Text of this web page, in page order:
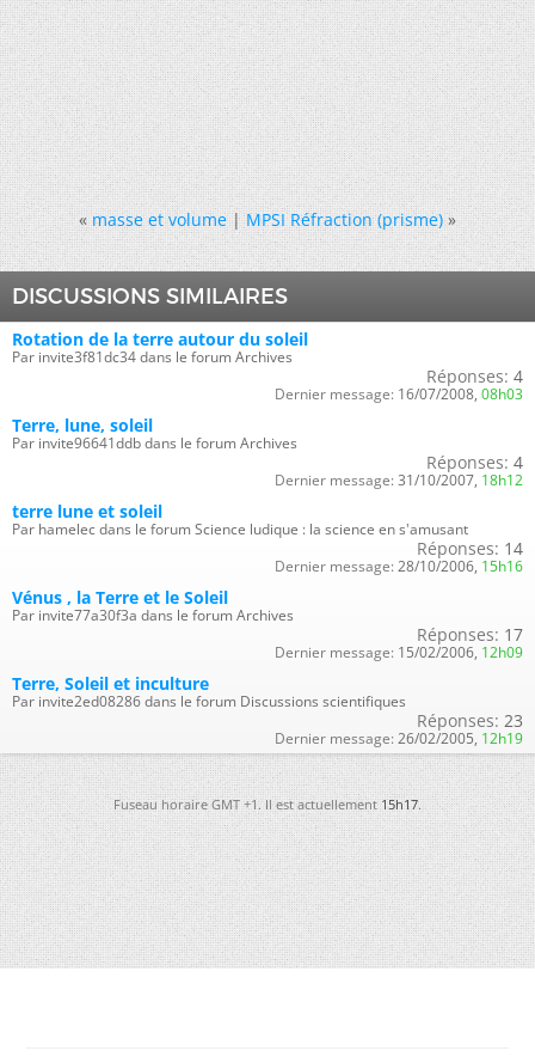
« masse et volume|MPSI Réfraction (prisme) »
DISCUSSIONS SIMILAIRES
Rotation de la terre autour du soleil
Par invite3f81dc34 dans le forum Archives
Réponses: 4
Dernier message: 16/07/2008, 08h03
Terre, lune, soleil
Par invite96641ddb dans le forum Archives
Réponses: 4
Dernier message: 31/10/2007, 18h12
terre lune et soleil
Par hamelec dans le forum Science ludique : la science en s'amusant
Réponses: 14
Dernier message: 28/10/2006, 15h16
Vénus , la Terre et le Soleil
Par invite77a30f3a dans le forum Archives
Réponses: 17
Dernier message: 15/02/2006, 12h09
Terre, Soleil et inculture
Par invite2ed08286 dans le forum Discussions scientifiques
Réponses: 23
Dernier message: 26/02/2005, 12h19
Fuseau horaire GMT +1. Il est actuellement15h17.